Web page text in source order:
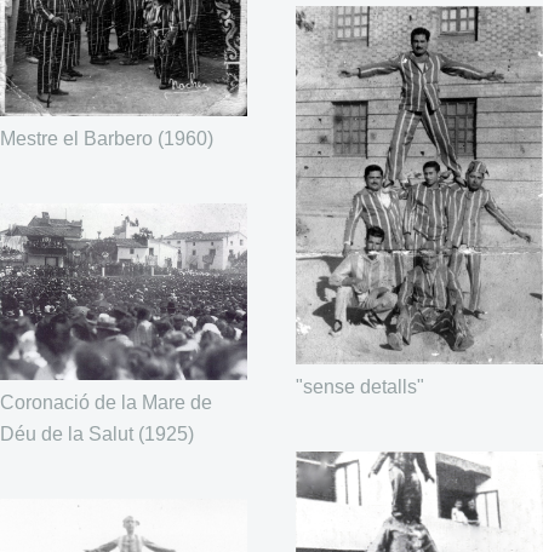
Mestre el Barbero (1960)
"sense detalls"
Coronació de la Mare de
Déu de la Salut (1925)